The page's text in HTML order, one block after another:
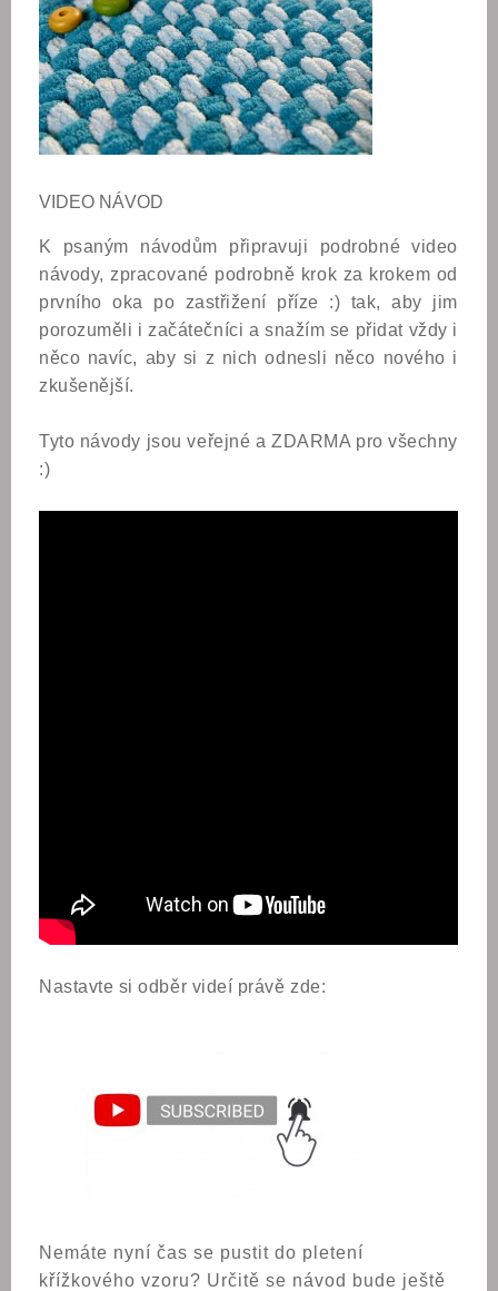
VIDEO NÁVOD
K psaným návodům připravuji podrobné video
návody, zpracované podrobně krok za krokem od
prvního oka po zastřižení příze :) tak, aby jim
porozuměli i začátečníci a snažím se přidat vždy i
něco navíc, aby si z nich odnesli něco nového i
zkušenější.
Tyto návody jsou veřejné a ZDARMA pro všechny
:)
Nastavte si odběr videí právě zde:
Nemáte nyní čas se pustit do pletení
křížkového vzoru? Určitě se návod bude ještě